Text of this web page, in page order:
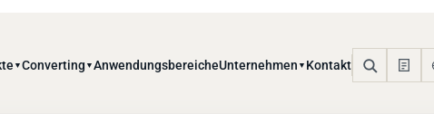
Kontakt